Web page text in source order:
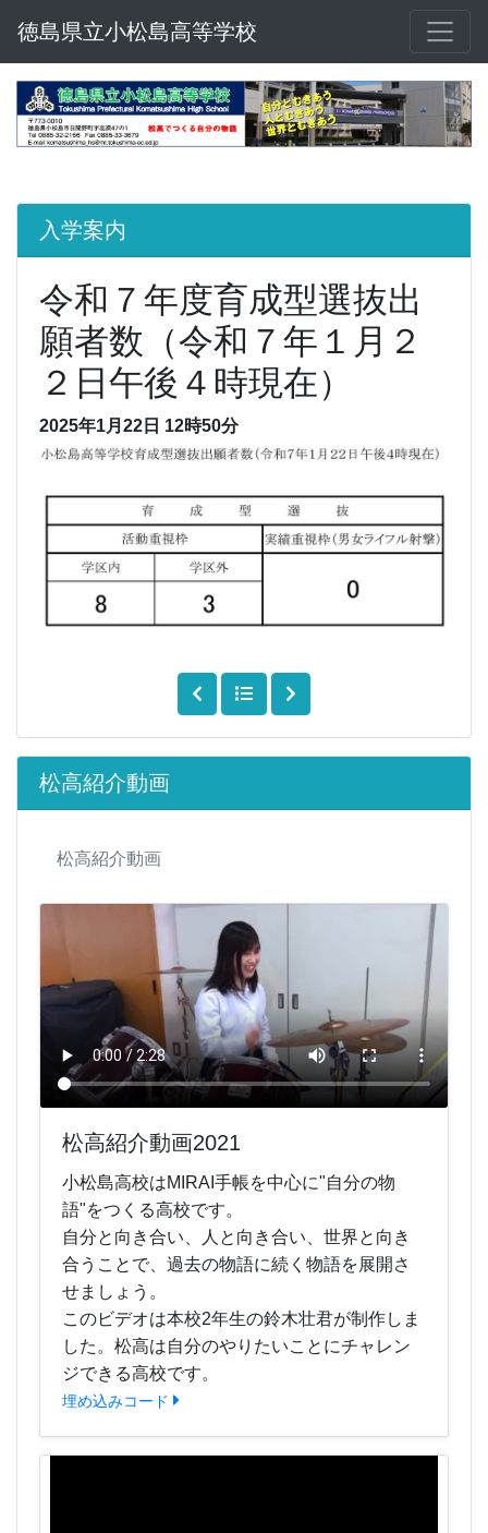
徳島県立小松島高等学校
入学案内
令和７年度育成型選抜出
願者数（令和７年１月２
２日午後４時現在）
2025年1月22日 12時50分
松高紹介動画
松高紹介動画
松高紹介動画2021
小松島高校はMIRAI手帳を中心に"自分の物
語"をつくる高校です。
自分と向き合い、人と向き合い、世界と向き
合うことで、過去の物語に続く物語を展開さ
せましょう。
このビデオは本校2年生の鈴木壮君が制作しま
した。松高は自分のやりたいことにチャレン
ジできる高校です。
埋め込みコード